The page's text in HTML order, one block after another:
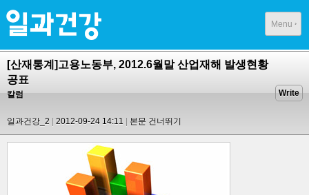
Menu
[산재통계]고용노동부, 2012.6월말 산업재해 발생현황
공표
칼럼
일과건강_2 2012-09-24 14:11 본문 건너뛰기
Write